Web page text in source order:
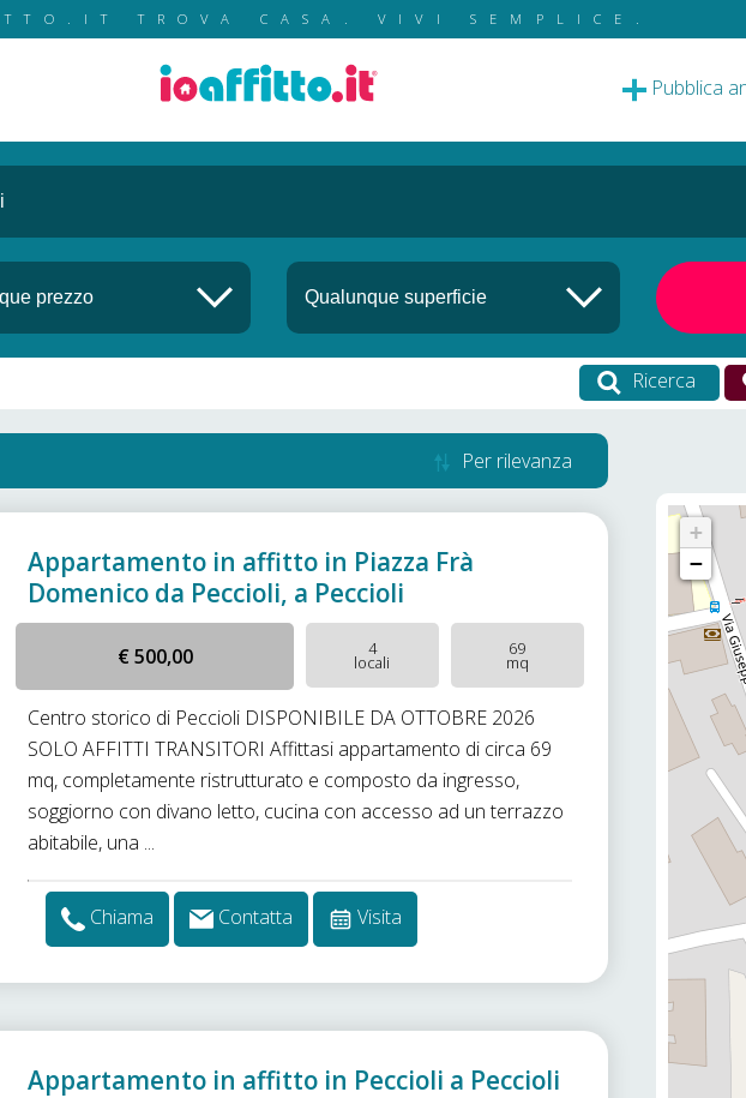
TROVA CASA. VIVI SEMPLICE.
Pubblica
Ricerca
Per rilevanza
Appartamento in affitto in Piazza Frà
Domenico da Peccioli, a Peccioli
€ 500,00 4
locali
69
mq
Centro storico di Peccioli DISPONIBILE DA OTTOBRE 2026
SOLO AFFITTI TRANSITORI Affittasi appartamento di circa 69
mq, completamente ristrutturato e composto da ingresso,
soggiorno con divano letto, cucina con accesso ad un terrazzo
abitabile, una ...
Chiama Contatta Visita
Appartamento in affitto in Peccioli a Peccioli
+
−